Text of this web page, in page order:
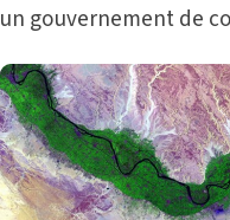
un gouvernement de